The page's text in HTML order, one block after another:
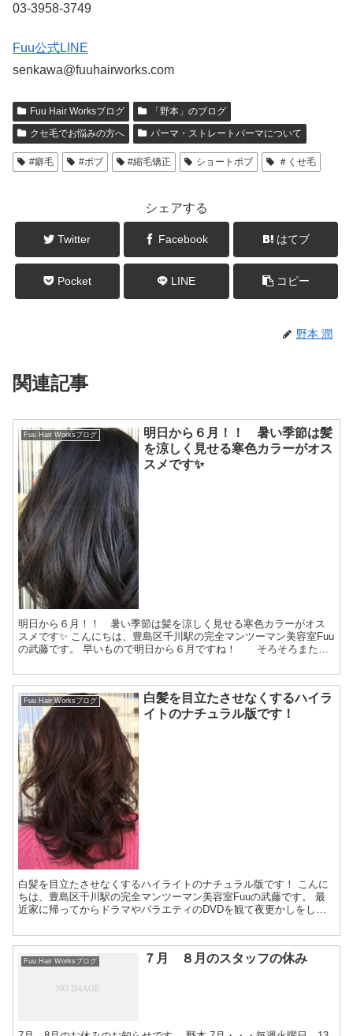
03-3958-3749
Fuu公式LINE
senkawa@fuuhairworks.com
Fuu Hair Worksブログ
「野本」のブログ
クセ毛でお悩みの方へ
パーマ・ストレートパーマについて
#癖毛 #ボブ #縮毛矯正 ショートボブ ＃くせ毛
シェアする
Twitter Facebook はてブ
Pocket LINE コピー
野本 潤
関連記事
Fuu Hair Worksブログ
明日から６月！！ 暑い季節は髪
を涼しく見せる寒色カラーがオス
スメです✨
明日から６月！！ 暑い季節は髪を涼しく見せる寒色カラーがオス
スメです✨ こんにちは、豊島区千川駅の完全マンツーマン美容室Fuu
の武藤です。 早いもので明日から６月ですね！ そろそろまたあ
Fuu Hair Worksブログ
白髪を目立たさせなくするハイラ
イトのナチュラル版です！
白髪を目立たさせなくするハイライトのナチュラル版です！ こんに
ちは、豊島区千川駅の完全マンツーマン美容室Fuuの武藤です。 最
近家に帰ってからドラマやバラエティのDVDを観て夜更かしをして
Fuu Hair Worksブログ ７月 ８月のスタッフの休み